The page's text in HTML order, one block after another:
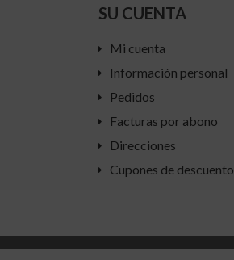
SU CUENTA
Mi cuenta
Información personal
Pedidos
Facturas por abono
Direcciones
Cupones de descuento